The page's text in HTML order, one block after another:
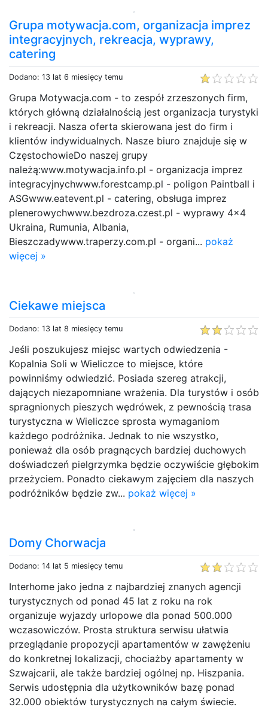
Grupa motywacja.com, organizacja imprez
integracyjnych, rekreacja, wyprawy,
catering
Dodano: 13 lat 6 miesięcy temu
Grupa Motywacja.com - to zespół zrzeszonych firm,
których główną działalnością jest organizacja turystyki
i rekreacji. Nasza oferta skierowana jest do firm i
klientów indywidualnych. Nasze biuro znajduje się w
CzęstochowieDo naszej grupy
należą:www.motywacja.info.pl - organizacja imprez
integracyjnychwww.forestcamp.pl - poligon Paintball i
ASGwww.eatevent.pl - catering, obsługa imprez
plenerowychwww.bezdroza.czest.pl - wyprawy 4x4
Ukraina, Rumunia, Albania,
Bieszczadywww.traperzy.com.pl - organi... pokaż
więcej »
Ciekawe miejsca
Dodano: 13 lat 8 miesięcy temu
Jeśli poszukujesz miejsc wartych odwiedzenia -
Kopalnia Soli w Wieliczce to miejsce, które
powinniśmy odwiedzić. Posiada szereg atrakcji,
dających niezapomniane wrażenia. Dla turystów i osób
spragnionych pieszych wędrówek, z pewnością trasa
turystyczna w Wieliczce sprosta wymaganiom
każdego podróżnika. Jednak to nie wszystko,
ponieważ dla osób pragnących bardziej duchowych
doświadczeń pielgrzymka będzie oczywiście głębokim
przeżyciem. Ponadto ciekawym zajęciem dla naszych
podróżników będzie zw... pokaż więcej »
Domy Chorwacja
Dodano: 14 lat 5 miesięcy temu
Interhome jako jedna z najbardziej znanych agencji
turystycznych od ponad 45 lat z roku na rok
organizuje wyjazdy urlopowe dla ponad 500.000
wczasowiczów. Prosta struktura serwisu ułatwia
przeglądanie propozycji apartamentów w zawężeniu
do konkretnej lokalizacji, chociażby apartamenty w
Szwajcarii, ale także bardziej ogólnej np. Hiszpania.
Serwis udostępnia dla użytkowników bazę ponad
32.000 obiektów turystycznych na całym świecie.